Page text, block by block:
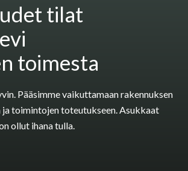
tilat
toimesta
Pääsimme vaikuttamaan rakennuksen
ja toimintojen toteutukseen. Asukkaat
ollut ihana tulla.